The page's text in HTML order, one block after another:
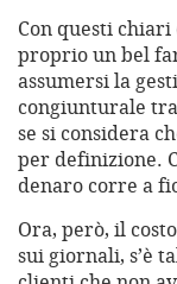
Con questi chiari
proprio un bel
assumersi la
congiunturale
se si considera
per definizione.
denaro corre a
Ora, però, il
sui giornali, s’è